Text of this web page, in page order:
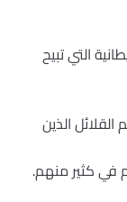
التي تبيح
الذين
في كثير منهم.